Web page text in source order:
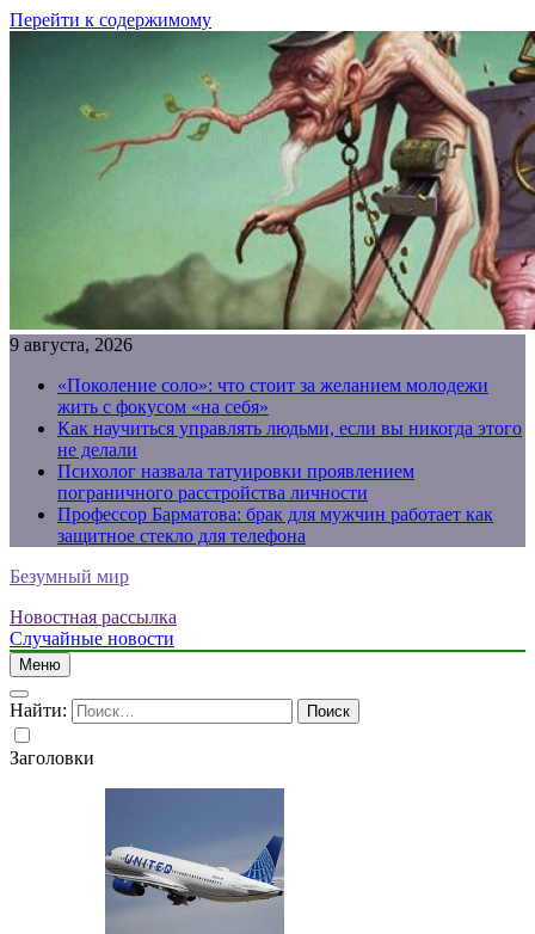
Перейти к содержимому
9 августа, 2026
«Поколение соло»: что стоит за желанием молодежи
жить с фокусом «на себя»
Как научиться управлять людьми, если вы никогда этого
не делали
Психолог назвала татуировки проявлением
пограничного расстройства личности
Профессор Барматова: брак для мужчин работает как
защитное стекло для телефона
Безумный мир
Новостная рассылка
Случайные новости
Меню
Найти:
Заголовки